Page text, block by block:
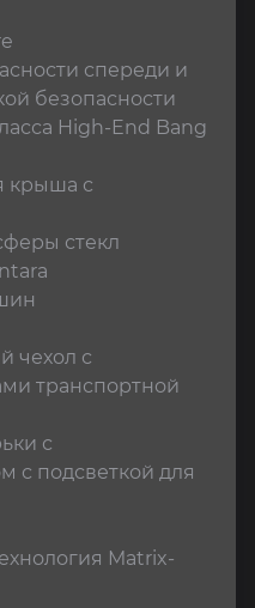
спереди и
безопасности
High-End Bang
крыша с
стекл
чехол с
транспортной
с
с подсветкой для
Matrix-